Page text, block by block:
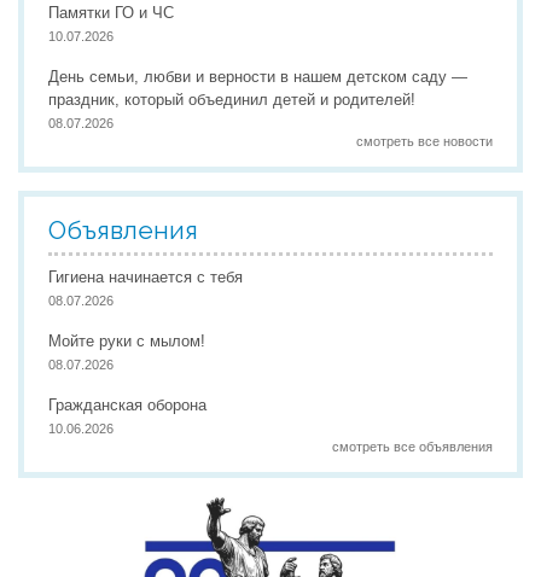
Памятки ГО и ЧС
10.07.2026
День семьи, любви и верности в нашем детском саду —
праздник, который объединил детей и родителей!
08.07.2026
смотреть все новости
Объявления
Гигиена начинается с тебя
08.07.2026
Мойте руки с мылом!
08.07.2026
Гражданская оборона
10.06.2026
смотреть все объявления